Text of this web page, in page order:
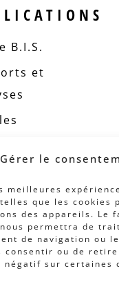
Gérer le
meilleures
que les cookies
des appareils. Le
permettra de
de navigation ou
consentir ou de
négatif sur certaines
B.I.S.
et